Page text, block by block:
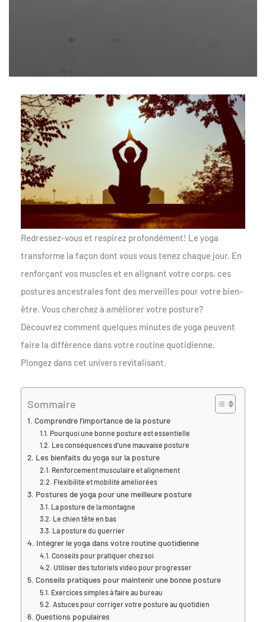
Redressez-vous et respirez profondément! Le yoga
transforme la façon dont vous vous tenez chaque jour. En
renforçant vos muscles et en alignant votre corps, ces
postures ancestrales font des merveilles pour votre bien-
être. Vous cherchez à améliorer votre posture?
Découvrez comment quelques minutes de yoga peuvent
faire la différence dans votre routine quotidienne.
Plongez dans cet univers revitalisant.
Sommaire
Comprendre l’importance de la posture
Pourquoi une bonne posture est essentielle
Les conséquences d’une mauvaise posture
Les bienfaits du yoga sur la posture
Renforcement musculaire et alignement
Flexibilité et mobilité améliorées
Postures de yoga pour une meilleure posture
La posture de la montagne
Le chien tête en bas
La posture du guerrier
Intégrer le yoga dans votre routine quotidienne
Conseils pour pratiquer chez soi
Utiliser des tutoriels vidéo pour progresser
Conseils pratiques pour maintenir une bonne posture
Exercices simples à faire au bureau
Astuces pour corriger votre posture au quotidien
Questions populaires